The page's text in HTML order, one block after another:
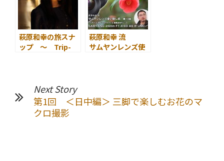
萩原和幸の旅スナ
ップ ～ Trip-
萩原和幸 流
サムヤンレンズ使
Next Story
第1回 ＜日中編＞ 三脚で楽しむお花のマ
クロ撮影